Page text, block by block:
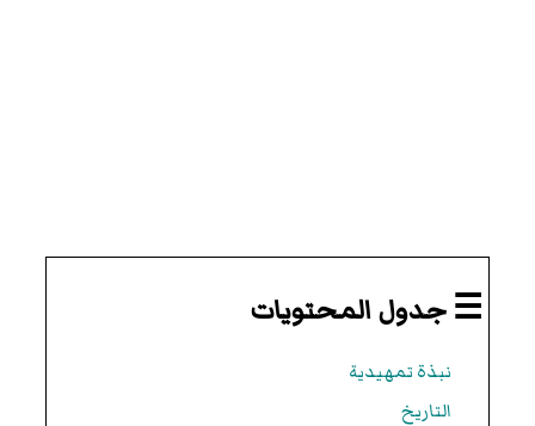
☰ جدول المحتويات
نبذة تمهيدية
التاريخ